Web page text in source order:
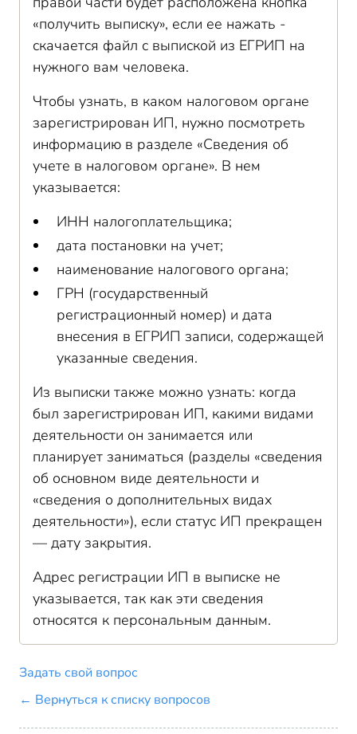
«получить выписку», если ее нажать -
скачается файл с выпиской из ЕГРИП на
нужного вам человека.
Чтобы узнать, в каком налоговом органе
зарегистрирован ИП, нужно посмотреть
информацию в разделе «Сведения об
учете в налоговом органе». В нем
указывается:
ИНН налогоплательщика;
дата постановки на учет;
наименование налогового органа;
ГРН (государственный
регистрационный номер) и дата
внесения в ЕГРИП записи, содержащей
указанные сведения.
Из выписки также можно узнать: когда
был зарегистрирован ИП, какими видами
деятельности он занимается или
планирует заниматься (разделы «сведения
об основном виде деятельности и
«сведения о дополнительных видах
деятельности»), если статус ИП прекращен
— дату закрытия.
Адрес регистрации ИП в выписке не
указывается, так как эти сведения
относятся к персональным данным.
Задать свой вопрос
← Вернуться к списку вопросов